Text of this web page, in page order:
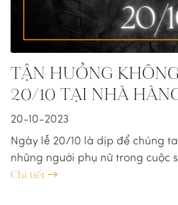
TẬN HƯỞNG
20/10 TẠI NHÀ
20-10-2023
Ngày lễ 20/10 là dịp để chúng
những người phụ nữ trong cuộc
Chi tiết